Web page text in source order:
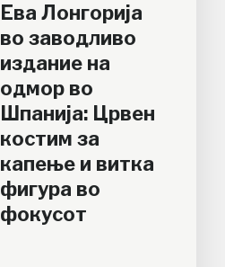
Ева Лонгорија
во заводливо
издание на
одмор во
Шпанија: Црвен
костим за
капење и витка
фигура во
фокусот